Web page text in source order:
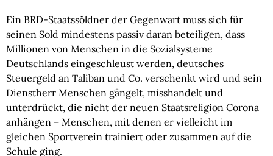
Ein BRD-Staatssöldner der Gegenwart muss sich für
seinen Sold mindestens passiv daran beteiligen, dass
Millionen von Menschen in die Sozialsysteme
Deutschlands eingeschleust werden, deutsches
Steuergeld an Taliban und Co. verschenkt wird und sein
Dienstherr Menschen gängelt, misshandelt und
unterdrückt, die nicht der neuen Staatsreligion Corona
anhängen – Menschen, mit denen er vielleicht im
gleichen Sportverein trainiert oder zusammen auf die
Schule ging.